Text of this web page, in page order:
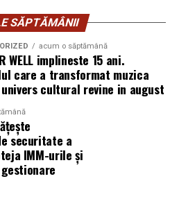
ritm și
nu se rezolvă rapid. Dosarele
verificări cadastrale.
ani.
la 3 metri la 12 metri
reprezintă varianta de intrare a
oferăcentrale fotovoltaice
volumului de consum al fiecărui
până la containerul industrial 40 ft.
containerul de 12 metri lungime
panouri fotovoltaice instalate și 620
o autonomie comparabilă cu o
SĂPTĂMÂNII
acum o săptămână
WELL implineste 15 ani.
care a transformat muzica
cultural revine in august
securitate a
IMM-urile și